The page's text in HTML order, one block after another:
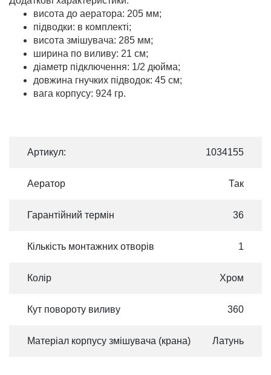
висота до аератора: 205 мм;
підводки: в комплекті;
висота змішувача: 285 мм;
ширина по виливу: 21 см;
діаметр підключення: 1/2 дюйма;
довжина гнучких підводок: 45 см;
вага корпусу: 924 гр.
Артикул: 1034155
Аератор Так
Гарантійний термін 36
Кількість монтажних отворів 1
Колір Хром
Кут повороту виливу 360
Матеріал корпусу змішувача (крана) Латунь